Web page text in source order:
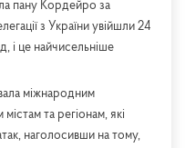
пану Кордейро за
з України увійшли 24
і це найчисельніше
міжнародним
та регіонам, які
наголосивши на тому,